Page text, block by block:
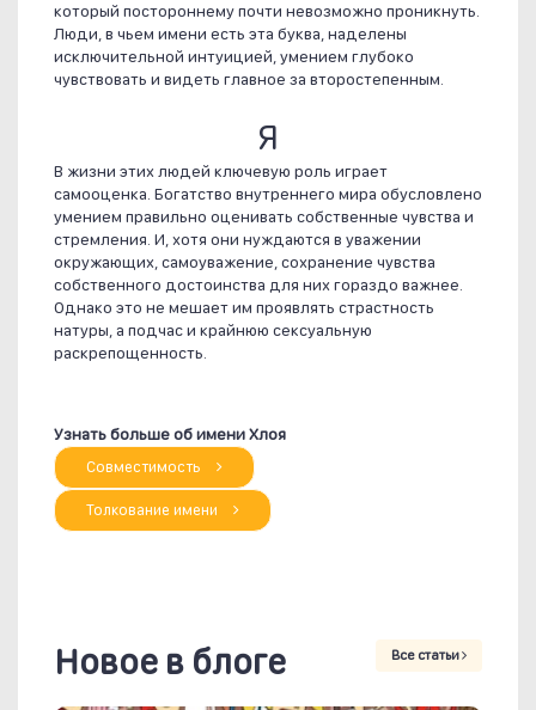
который постороннему почти невозможно проникнуть.
Люди, в чьем имени есть эта буква, наделены
исключительной интуицией, умением глубоко
чувствовать и видеть главное за второстепенным.
Я
В жизни этих людей ключевую роль играет
самооценка. Богатство внутреннего мира обусловлено
умением правильно оценивать собственные чувства и
стремления. И, хотя они нуждаются в уважении
окружающих, самоуважение, сохранение чувства
собственного достоинства для них гораздо важнее.
Однако это не мешает им проявлять страстность
натуры, а подчас и крайнюю сексуальную
раскрепощенность.
Узнать больше об имени Хлоя
Совместимость
Толкование имени
Новое в блоге Все статьи